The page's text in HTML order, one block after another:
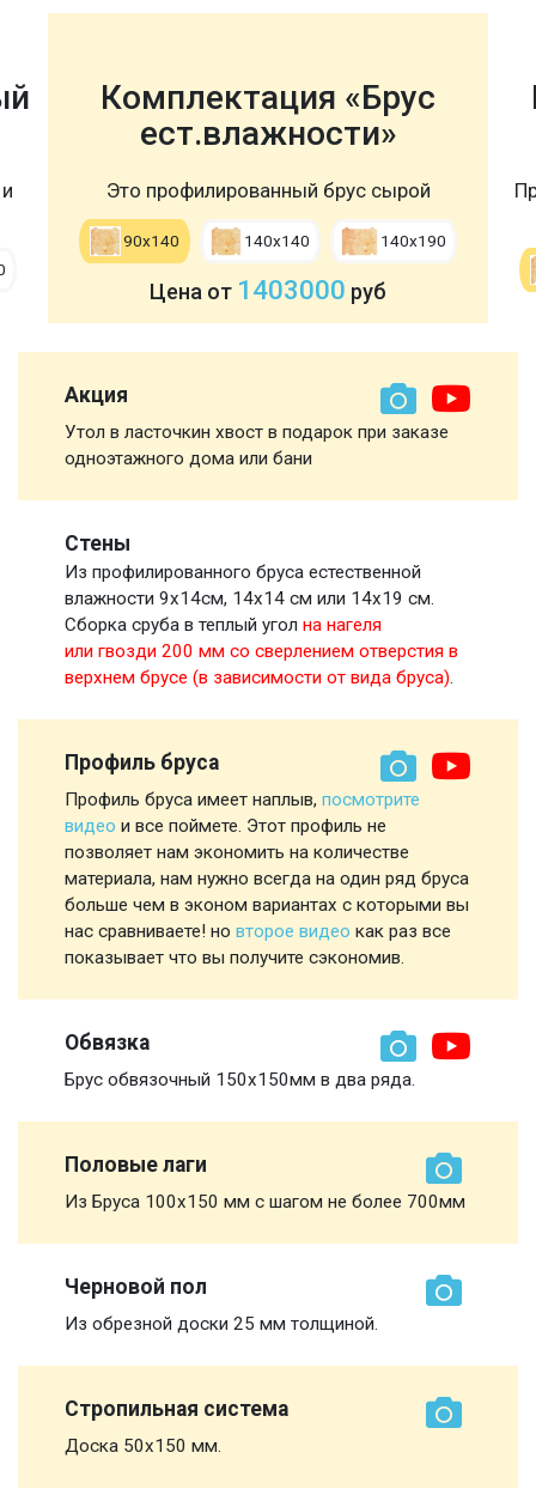
Комплектация «Брус
ест.влажности»
Это профилированный брус сырой
90х140 140х140 140х190
Цена от 1403000 руб
Акция
Утол в ласточкин хвост в подарок при заказе
одноэтажного дома или бани
Стены
Из профилированного бруса естественной
влажности 9х14см, 14х14 см или 14х19 см.
Сборка сруба в теплый угол на нагеля
или гвозди 200 мм со сверлением отверстия в
верхнем брусе (в зависимости от вида бруса).
Профиль бруса
Профиль бруса имеет наплыв, посмотрите
видео и все поймете. Этот профиль не
позволяет нам экономить на количестве
материала, нам нужно всегда на один ряд бруса
больше чем в эконом вариантах с которыми вы
нас сравниваете! но второе видео как раз все
показывает что вы получите сэкономив.
Обвязка
Брус обвязочный 150х150мм в два ряда.
Половые лаги
Из Бруса 100х150 мм с шагом не более 700мм
Черновой пол
Из обрезной доски 25 мм толщиной.
Стропильная система
Доска 50х150 мм.